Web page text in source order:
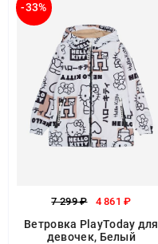
-33%
7 299 ₽ 4 861 ₽
Ветровка PlayToday для
девочек, Белый